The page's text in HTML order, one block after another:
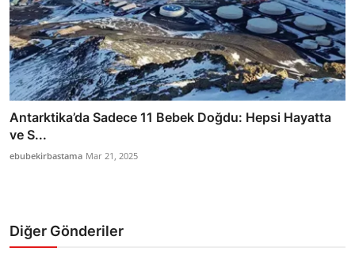
Antarktika’da Sadece 11 Bebek Doğdu: Hepsi Hayatta
ve S...
ebubekirbastama Mar 21, 2025
Diğer Gönderiler